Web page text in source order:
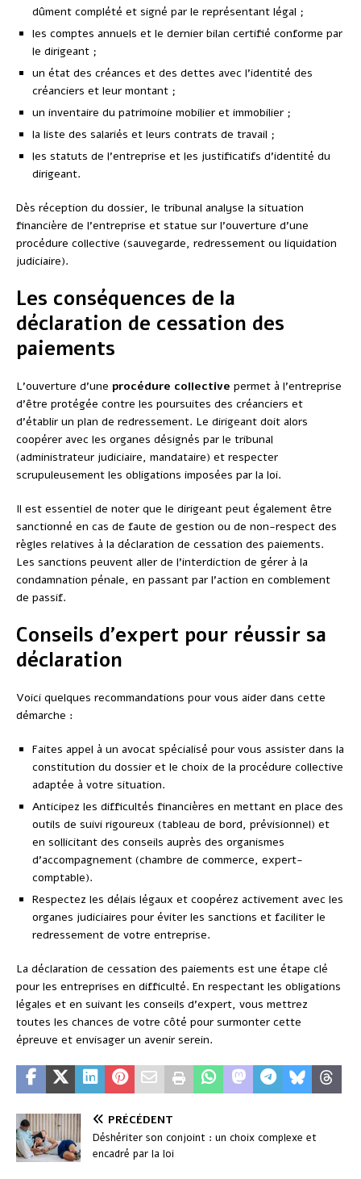
dûment complété et signé par le représentant légal ;
les comptes annuels et le dernier bilan certifié conforme par
le dirigeant ;
un état des créances et des dettes avec l’identité des
créanciers et leur montant ;
un inventaire du patrimoine mobilier et immobilier ;
la liste des salariés et leurs contrats de travail ;
les statuts de l’entreprise et les justificatifs d’identité du
dirigeant.
Dès réception du dossier, le tribunal analyse la situation
financière de l’entreprise et statue sur l’ouverture d’une
procédure collective (sauvegarde, redressement ou liquidation
judiciaire).
Les conséquences de la
déclaration de cessation des
paiements
L’ouverture d’une procédure collective permet à l’entreprise
d’être protégée contre les poursuites des créanciers et
d’établir un plan de redressement. Le dirigeant doit alors
coopérer avec les organes désignés par le tribunal
(administrateur judiciaire, mandataire) et respecter
scrupuleusement les obligations imposées par la loi.
Il est essentiel de noter que le dirigeant peut également être
sanctionné en cas de faute de gestion ou de non-respect des
règles relatives à la déclaration de cessation des paiements.
Les sanctions peuvent aller de l’interdiction de gérer à la
condamnation pénale, en passant par l’action en comblement
de passif.
Conseils d’expert pour réussir sa
déclaration
Voici quelques recommandations pour vous aider dans cette
démarche :
Faites appel à un avocat spécialisé pour vous assister dans la
constitution du dossier et le choix de la procédure collective
adaptée à votre situation.
Anticipez les difficultés financières en mettant en place des
outils de suivi rigoureux (tableau de bord, prévisionnel) et
en sollicitant des conseils auprès des organismes
d’accompagnement (chambre de commerce, expert-
comptable).
Respectez les délais légaux et coopérez activement avec les
organes judiciaires pour éviter les sanctions et faciliter le
redressement de votre entreprise.
La déclaration de cessation des paiements est une étape clé
pour les entreprises en difficulté. En respectant les obligations
légales et en suivant les conseils d’expert, vous mettrez
toutes les chances de votre côté pour surmonter cette
épreuve et envisager un avenir serein.
PRÉCÉDENT
Déshériter son conjoint : un choix complexe et
encadré par la loi